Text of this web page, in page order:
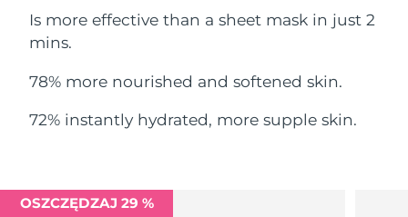
Is more effective than a sheet mask in just 2
mins.
78% more nourished and softened skin.
72% instantly hydrated, more supple skin.
OSZCZĘDZAJ 29 %
Malezja
Oczekiwany czas dostawy
Monako